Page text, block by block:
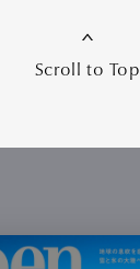
Scroll to Top